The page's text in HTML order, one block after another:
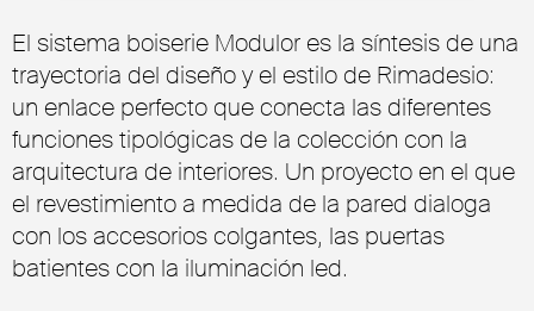
El sistema boiserie Modulor es la síntesis de una
trayectoria del diseño y el estilo de Rimadesio:
un enlace perfecto que conecta las diferentes
funciones tipológicas de la colección con la
arquitectura de interiores. Un proyecto en el que
el revestimiento a medida de la pared dialoga
con los accesorios colgantes, las puertas
batientes con la iluminación led.